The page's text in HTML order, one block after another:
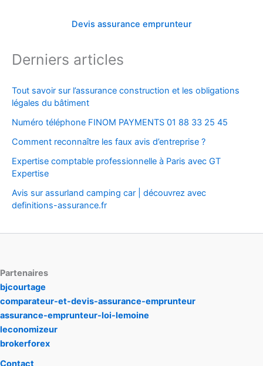
Devis assurance emprunteur
Derniers articles
Tout savoir sur l’assurance construction et les obligations
légales du bâtiment
Numéro téléphone FINOM PAYMENTS 01 88 33 25 45
Comment reconnaître les faux avis d’entreprise ?
Expertise comptable professionnelle à Paris avec GT
Expertise
Avis sur assurland camping car | découvrez avec
definitions-assurance.fr
Partenaires
bjcourtage
comparateur-et-devis-assurance-emprunteur
assurance-emprunteur-loi-lemoine
leconomizeur
brokerforex
Contact